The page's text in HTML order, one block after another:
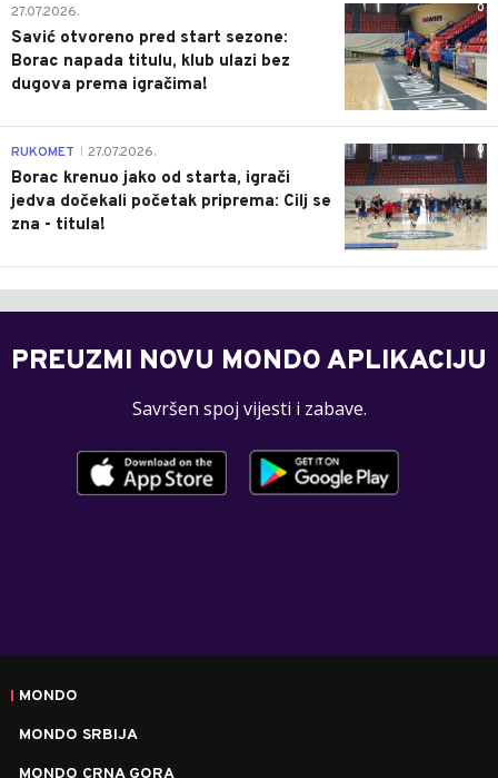
0
27.07.2026.
Savić otvoreno pred start sezone:
Borac napada titulu, klub ulazi bez
dugova prema igračima!
0
RUKOMET 27.07.2026.
Borac krenuo jako od starta, igrači
jedva dočekali početak priprema: Cilj se
zna - titula!
PREUZMI NOVU MONDO APLIKACIJU
Savršen spoj vijesti i zabave.
MONDO
MONDO SRBIJA